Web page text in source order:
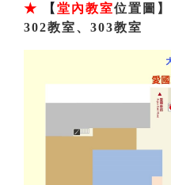
★ 【 堂內教室位置圖
302教室、303教室